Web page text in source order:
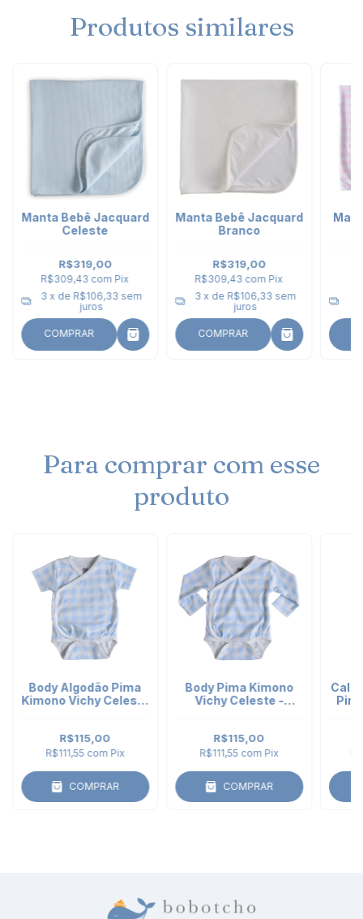
Produtos similares
Manta Bebê Jacquard
Celeste
R$319,00
R$309,43 com Pix
3 x de R$106,33 sem
juros
COMPRAR
Manta Bebê Jacquard
Branco
R$319,00
R$309,43 com Pix
3 x de R$106,33 sem
juros
COMPRAR
Para comprar com esse
produto
Body Algodão Pima
Kimono Vichy Celeste
R$115,00
R$111,55 com Pix
COMPRAR
Body Pima Kimono
Vichy Celeste -
R$115,00
R$111,55 com Pix
COMPRAR